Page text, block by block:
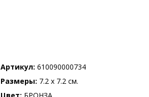
Артикул 610090000734
Размеры 7.2 x 7.2 см.